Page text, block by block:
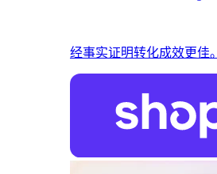
经事实证明转化成效更佳。